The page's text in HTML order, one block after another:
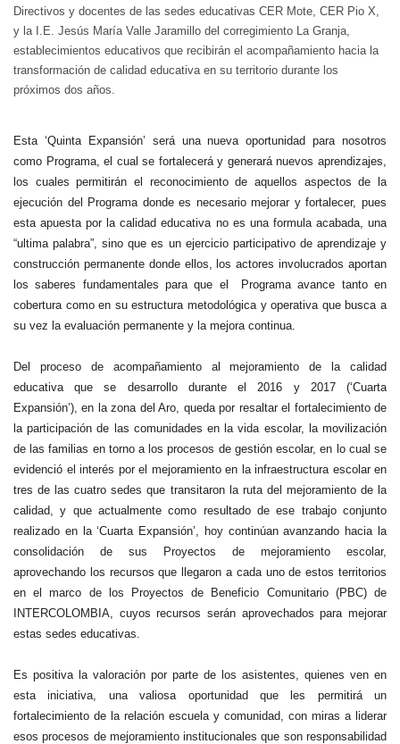
Directivos y docentes de las sedes educativas CER Mote, CER Pio X,
y la I.E. Jesús María Valle Jaramillo del corregimiento La Granja,
establecimientos educativos que recibirán el acompañamiento hacia la
transformación de calidad educativa en su territorio durante los
próximos dos años.
Esta ‘Quinta Expansión’ será una nueva oportunidad para nosotros
como Programa, el cual se fortalecerá y generará nuevos aprendizajes,
los cuales permitirán el reconocimiento de aquellos aspectos de la
ejecución del Programa donde es necesario mejorar y fortalecer, pues
esta apuesta por la calidad educativa no es una formula acabada, una
“ultima palabra”, sino que es un ejercicio participativo de aprendizaje y
construcción permanente donde ellos, los actores involucrados aportan
los saberes fundamentales para que el Programa avance tanto en
cobertura como en su estructura metodológica y operativa que busca a
su vez la evaluación permanente y la mejora continua.
Del proceso de acompañamiento al mejoramiento de la calidad
educativa que se desarrollo durante el 2016 y 2017 (‘Cuarta
Expansión’), en la zona del Aro, queda por resaltar el fortalecimiento de
la participación de las comunidades en la vida escolar, la movilización
de las familias en torno a los procesos de gestión escolar, en lo cual se
evidenció el interés por el mejoramiento en la infraestructura escolar en
tres de las cuatro sedes que transitaron la ruta del mejoramiento de la
calidad, y que actualmente como resultado de ese trabajo conjunto
realizado en la ‘Cuarta Expansión’, hoy continúan avanzando hacia la
consolidación de sus Proyectos de mejoramiento escolar,
aprovechando los recursos que llegaron a cada uno de estos territorios
en el marco de los Proyectos de Beneficio Comunitario (PBC) de
INTERCOLOMBIA, cuyos recursos serán aprovechados para mejorar
estas sedes educativas.
Es positiva la valoración por parte de los asistentes, quienes ven en
esta iniciativa, una valiosa oportunidad que les permitirá un
fortalecimiento de la relación escuela y comunidad, con miras a liderar
esos procesos de mejoramiento institucionales que son responsabilidad